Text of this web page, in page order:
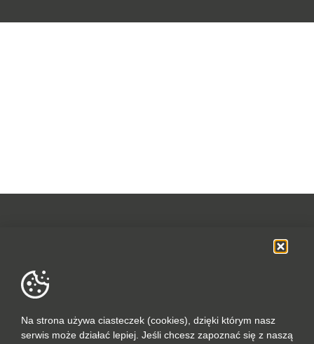
POLUBIONYCH (0 / 10)
SOCIAL MEDIA
DANE FIRMOWE
Na strona używa ciasteczek (cookies), dzięki którym nasz
serwis może działać lepiej. Jeśli chcesz zapoznać się z naszą